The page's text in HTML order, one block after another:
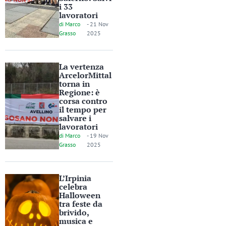
i 33
lavoratori
di Marco
Grasso
- 21 Nov
2025
La vertenza
ArcelorMittal
torna in
Regione: è
corsa contro
il tempo per
salvare i
lavoratori
di Marco
Grasso
- 19 Nov
2025
L’Irpinia
celebra
Halloween
tra feste da
brivido,
musica e